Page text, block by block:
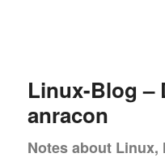
content
contentLinux-Blog –
anracon
Notes about Linux,